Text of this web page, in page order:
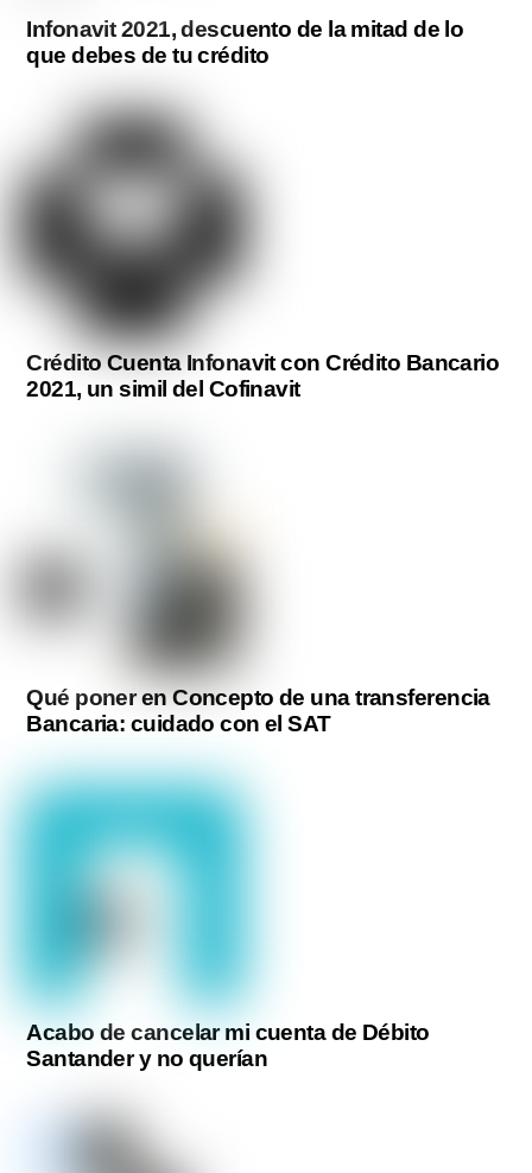
Infonavit 2021, descuento de la mitad de lo
que debes de tu crédito
Crédito Cuenta Infonavit con Crédito Bancario
2021, un simil del Cofinavit
Qué poner en Concepto de una transferencia
Bancaria: cuidado con el SAT
Acabo de cancelar mi cuenta de Débito
Santander y no querían